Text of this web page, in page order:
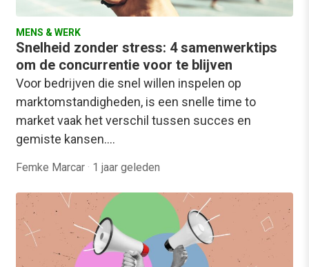
MENS & WERK
Snelheid zonder stress: 4 samenwerktips
om de concurrentie voor te blijven
Voor bedrijven die snel willen inspelen op
marktomstandigheden, is een snelle time to
market vaak het verschil tussen succes en
gemiste kansen.…
Femke Marcar · 1 jaar geleden